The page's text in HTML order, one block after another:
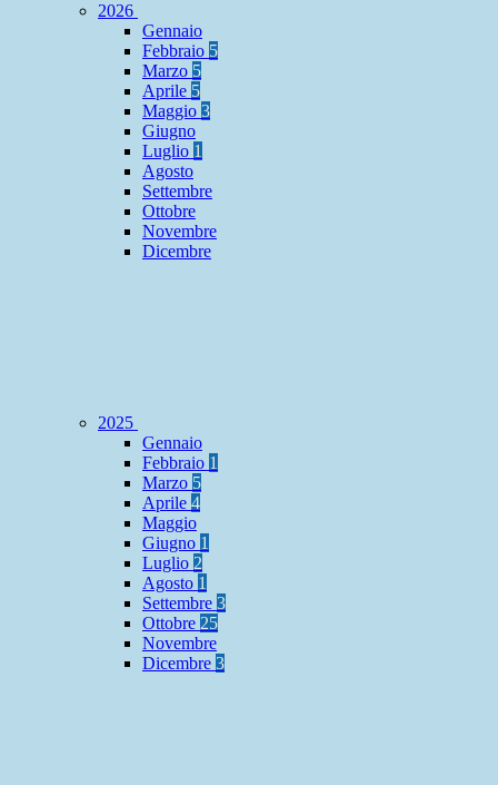
2026
Gennaio
Febbraio 5
Marzo 5
Aprile 5
Maggio 3
Giugno
Luglio 1
Agosto
Settembre
Ottobre
Novembre
Dicembre
2025
Gennaio
Febbraio 1
Marzo 5
Aprile 4
Maggio
Giugno 1
Luglio 2
Agosto 1
Settembre 3
Ottobre 25
Novembre
Dicembre 3